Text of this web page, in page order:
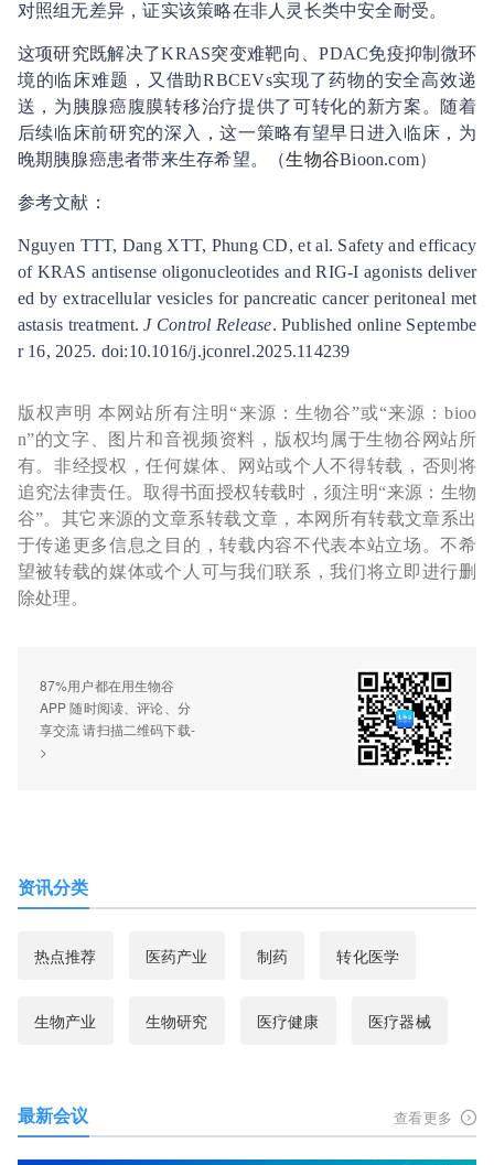
对照组无差异，证实该策略在非人灵长类中安全耐受。
这项研究既解决了KRAS突变难靶向、PDAC免疫抑制微环
境的临床难题，又借助RBCEVs实现了药物的安全高效递
送，为胰腺癌腹膜转移治疗提供了可转化的新方案。随着
后续临床前研究的深入，这一策略有望早日进入临床，为
晚期胰腺癌患者带来生存希望。（生物谷Bioon.com）
参考文献：
Nguyen TTT, Dang XTT, Phung CD, et al. Safety and efficacy
of KRAS antisense oligonucleotides and RIG-I agonists deliver
ed by extracellular vesicles for pancreatic cancer peritoneal met
astasis treatment.J Control Release. Published online Septembe
r 16, 2025. doi:10.1016/j.jconrel.2025.114239
版权声明 本网站所有注明“来源：生物谷”或“来源：bioo
n”的文字、图片和音视频资料，版权均属于生物谷网站所
有。非经授权，任何媒体、网站或个人不得转载，否则将
追究法律责任。取得书面授权转载时，须注明“来源：生物
谷”。其它来源的文章系转载文章，本网所有转载文章系出
于传递更多信息之目的，转载内容不代表本站立场。不希
望被转载的媒体或个人可与我们联系，我们将立即进行删
除处理。
87%用户都在用生物谷
APP 随时阅读、评论、分
享交流 请扫描二维码下载-
>
资讯分类
热点推荐 医药产业 制药 转化医学
生物产业 生物研究 医疗健康 医疗器械
最新会议 查看更多